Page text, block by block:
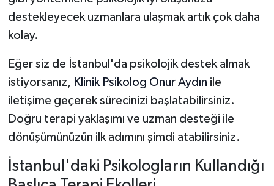
destekleyecek uzmanlara ulaşmak artık çok daha
kolay.
Eğer siz de İstanbul'da psikolojik destek almak
istiyorsanız, Klinik Psikolog Onur Aydın ile
iletişime geçerek sürecinizi başlatabilirsiniz.
Doğru terapi yaklaşımı ve uzman desteği ile
dönüşümünüzün ilk adımını şimdi atabilirsiniz.
İstanbul'daki Psikologların Kullandığı